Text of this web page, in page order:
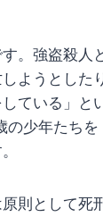
。強盗殺人
ようとした
ている」と
少年たち
則として死